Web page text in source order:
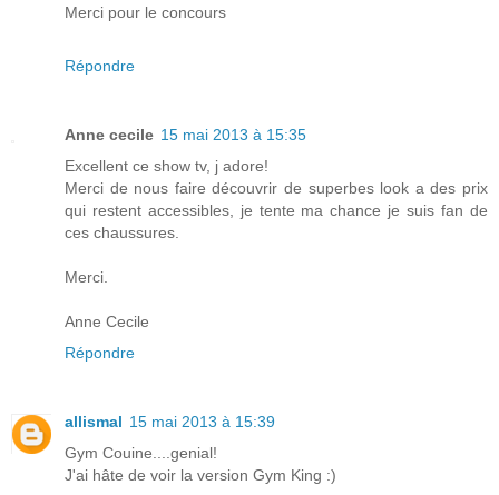
Merci pour le concours
Répondre
Anne cecile 15 mai 2013 à 15:35
Excellent ce show tv, j adore!
Merci de nous faire découvrir de superbes look a des prix
qui restent accessibles, je tente ma chance je suis fan de
ces chaussures.
Merci.
Anne Cecile
Répondre
allismal 15 mai 2013 à 15:39
Gym Couine....genial!
J'ai hâte de voir la version Gym King :)